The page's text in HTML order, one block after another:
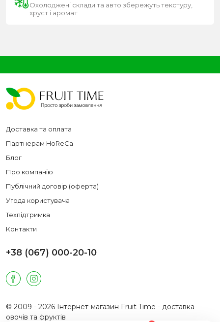
Охолоджені склади та авто збережуть текстуру,
хруст і аромат
Доставка та оплата
Партнерам HoReCa
Блог
Про компанію
Публічний договір (оферта)
Угода користувача
Техпідтримка
Контакти
+38 (067) 000-20-10
© 2009 - 2026 Інтернет-магазин Fruit Time - доставка
овочів та фруктів